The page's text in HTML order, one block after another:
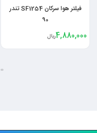
دسته موتور شاتونی چپ امیرنیا
تندر90
12,500,000ریال